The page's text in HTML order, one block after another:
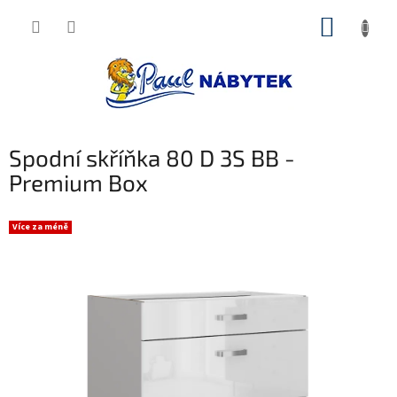
Spodní skříňka 80 D 3S BB -
Premium Box
Více za méně